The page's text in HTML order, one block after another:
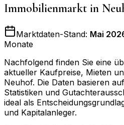
Immobilienmarkt in
Marktdaten-Stand: Mai
Monate
Nachfolgend finden Sie eine
aktueller Kaufpreise, Mieten
Neuhof. Die Daten basieren
Statistiken und
ideal als
und Kapitalanleger.